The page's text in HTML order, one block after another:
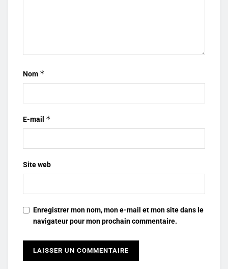
Nom *
E-mail *
Site web
Enregistrer mon nom, mon e-mail et mon site dans le
navigateur pour mon prochain commentaire.